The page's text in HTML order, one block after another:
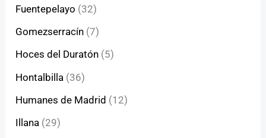
Fuentepelayo (32)
Gomezserracín (7)
Hoces del Duratón (5)
Hontalbilla (36)
Humanes de Madrid (12)
Illana (29)